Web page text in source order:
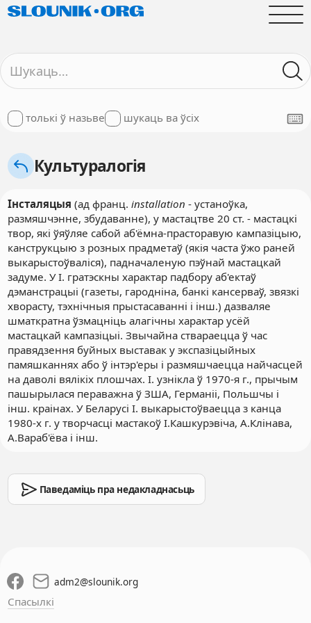
толькі ў назьве шукаць ва ўсіх
Культуралогія
Інсталяцыя (ад франц. installation - устаноўка,
размяшчэнне, збудаванне), у мастацтве 20 ст. - мастацкі
твор, які ўяўляе сабой аб'ёмна-прасторавую кампазіцыю,
канструкцыю з розных прадметаў (якія часта ўжо раней
выкарыстоўваліся), падначаленую пэўнай мастацкай
задуме. У І. гратэскны характар падбору аб'ектаў
дэманстрацыі (газеты, гародніна, банкі кансерваў, звязкі
хворасту, тэхнічныя прыстасаванні і інш.) дазваляе
шматкратна ўзмацніць алагічны характар усёй
мастацкай кампазіцыі. Звычайна ствараецца ў час
правядзення буйных выставак у экспазіцыйных
памяшканнях або ў інтэр'еры і размяшчаецца найчасцей
на даволі вялікіх плошчах. І. узнікла ў 1970-я г., прычым
пашырылася пераважна ў ЗША, Германіі, Польшчы і
інш. краінах. У Беларусі І. выкарыстоўваецца з канца
1980-х г. у творчасці мастакоў І.Кашкурэвіча, А.Клінава,
А.Вараб'ёва і інш.
Паведаміць пра недакладнасьць
adm2@slounik.org
Спасылкі